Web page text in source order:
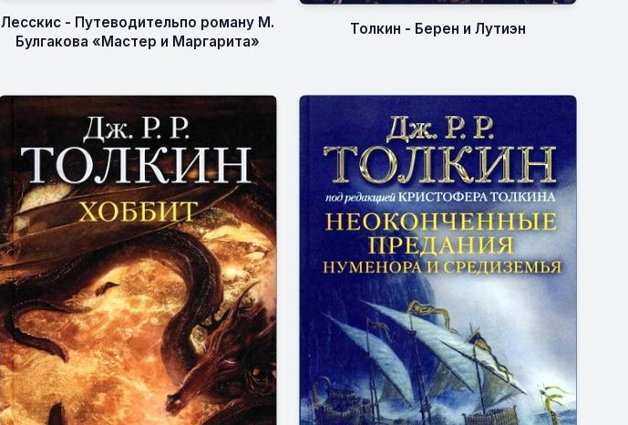
Лесскис - Путеводительпо роману М.
Булгакова «Мастер и Маргарита»
Толкин - Берен и Лутиэн